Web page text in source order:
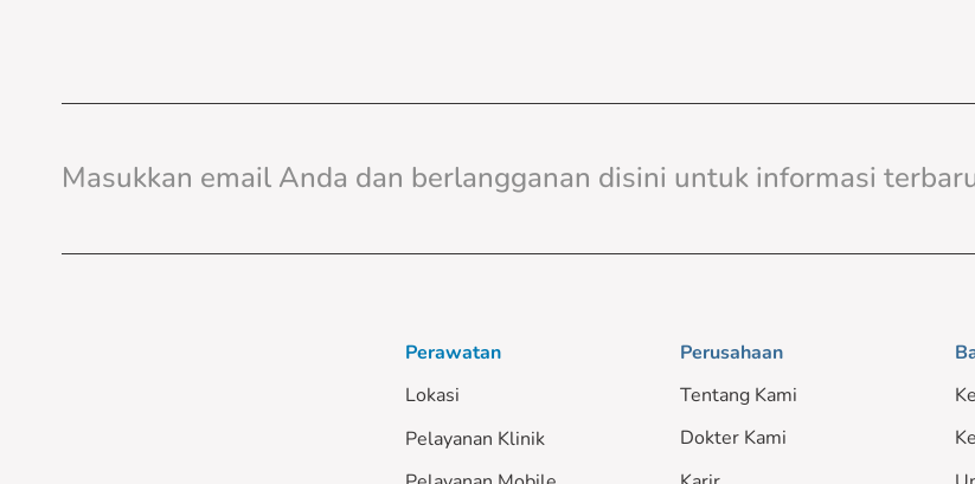
Perawatan
Lokasi
Pelayanan Klinik
Perusahaan
Tentang Kami
Dokter Kami